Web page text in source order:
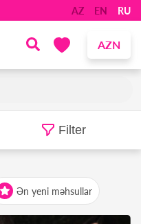
AZ EN RU
AZN
Filter
Ən yeni məhsullar